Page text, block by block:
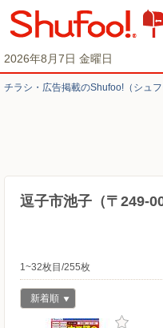
2026年8月7日 金曜日
チラシ・​広告掲載の​Shufoo!​（シュフ
逗子市池子（〒249-
1~32枚目/255枚
新着順